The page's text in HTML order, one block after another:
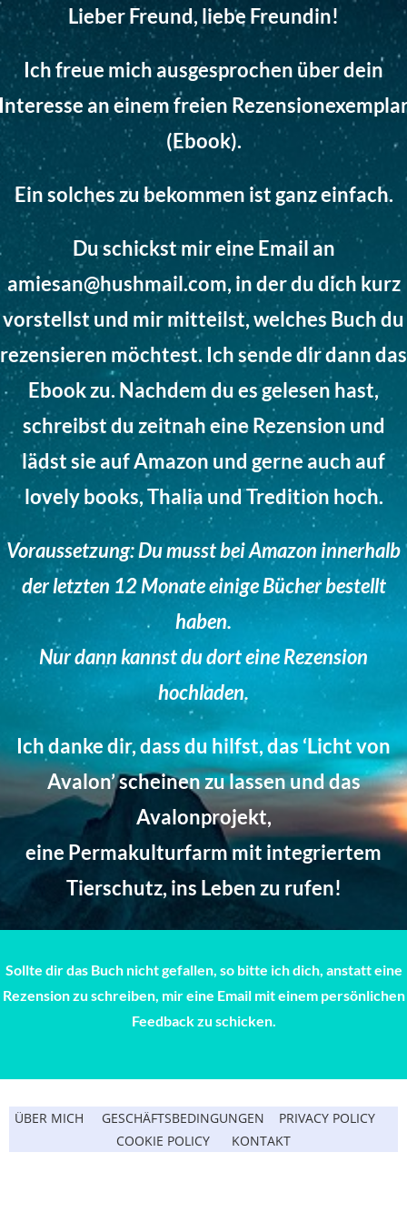
Lieber Freund, liebe Freundin!
Ich freue mich ausgesprochen über dein
an einem freien
(Ebook).
Ein solches zu bekommen ist ganz einfach.
Du schickst mir eine Email an
amiesan@hushmail.com, in der du dich kurz
vorstellst und mir mitteilst, welches Buch du
rezensieren möchtest. Ich sende dir dann das
Ebook zu. Nachdem du es gelesen hast,
schreibst du zeitnah eine Rezension und
lädst sie auf Amazon und gerne auch auf
lovely books, Thalia und Tredition hoch.
Voraussetzung: Du musst bei Amazon innerhalb
der letzten 12 Monate einige Bücher bestellt
haben.
Nur dann kannst du dort eine Rezension
hochladen.
Ich danke dir, dass du hilfst, das ‘Licht von
Avalon’ scheinen zu lassen und das
Avalonprojekt,
eine Permakulturfarm mit integriertem
Tierschutz, ins Leben zu rufen!
Sollte dir das Buch nicht gefallen, so bitte ich dich, anstatt eine
Rezension zu schreiben, mir eine Email mit einem persönlichen
Feedback zu schicken.
ÜBER MICH GESCHÄFTSBEDINGUNGEN
PRIVACY POLICY
COOKIE POLICY
KONTAKT